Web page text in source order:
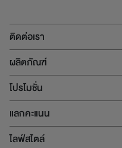
ติดต่อเรา
ผลิตภัณฑ์
โปรโมชั่น
แลกคะแนน
ไลฟ์สไตล์